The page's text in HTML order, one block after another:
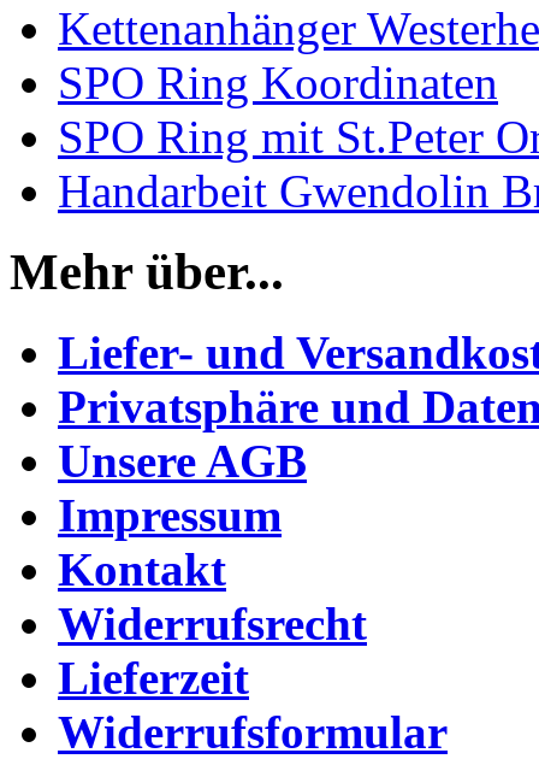
Kettenanhänger
SPO Ring Koordinaten
SPO Ring mit St.Peter
Handarbeit Gwendolin
Mehr über...
Liefer- und
Privatsphäre und
Unsere AGB
Impressum
Kontakt
Widerrufsrecht
Lieferzeit
Widerrufsformular